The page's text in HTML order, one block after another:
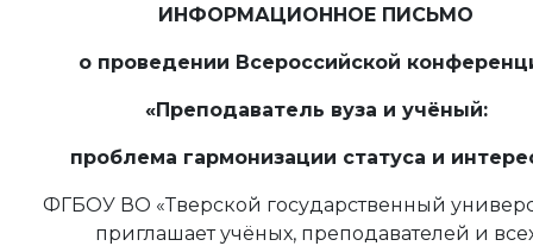
ИНФОРМАЦИОННОЕ ПИСЬМО
о проведении Всероссийской
«Преподаватель вуза и учёный:
проблема гармонизации статуса и
ФГБОУ ВО «Тверской государственный
приглашает учёных, преподавателей и